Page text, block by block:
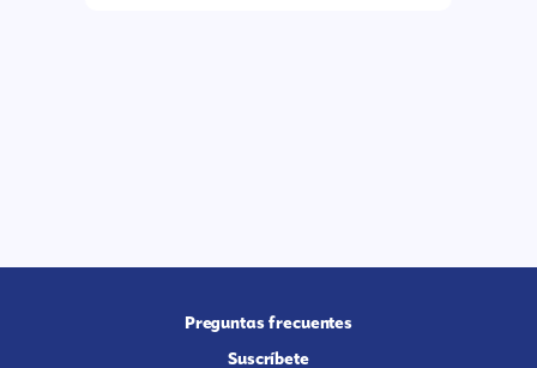
Preguntas frecuentes
Suscríbete